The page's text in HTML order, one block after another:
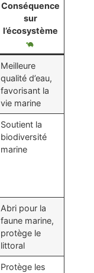
Conséquence
sur
l’écosystème
Meilleure
qualité d’eau,
favorisant la
vie marine
Soutient la
biodiversité
marine
Abri pour la
faune marine,
protège le
littoral
Protège les